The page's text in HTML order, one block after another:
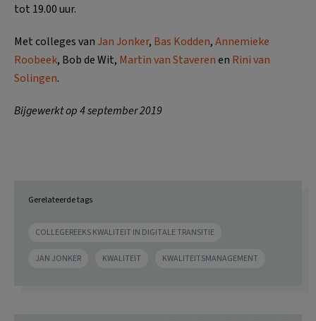
tot 19.00 uur.
Met colleges vanJan Jonker, Bas Kodden,Annemieke
Roobeek, Bob de Wit, Martin van Staverenen Rini van
Solingen.
Bijgewerkt op 4 september 2019
Gerelateerde tags
COLLEGEREEKS KWALITEIT IN DIGITALE TRANSITIE
JAN JONKER KWALITEIT KWALITEITSMANAGEMENT